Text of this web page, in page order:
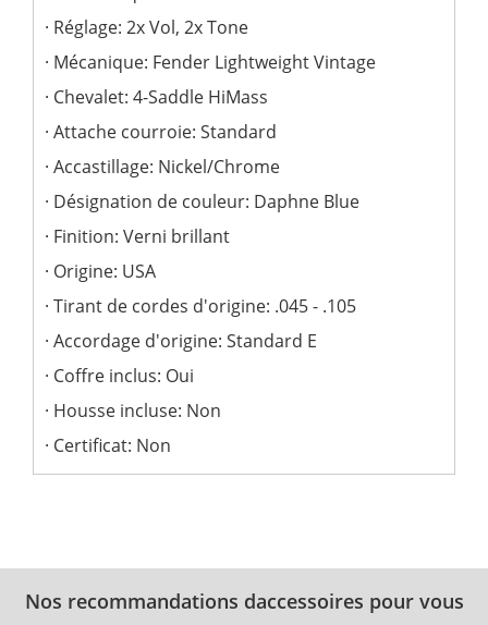
Réglage: 2x Vol, 2x Tone
Mécanique: Fender Lightweight Vintage
Chevalet: 4-Saddle HiMass
Attache courroie: Standard
Accastillage: Nickel/Chrome
Désignation de couleur: Daphne Blue
Finition: Verni brillant
Origine: USA
Tirant de cordes d'origine: .045 - .105
Accordage d'origine: Standard E
Coffre inclus: Oui
Housse incluse: Non
Certificat: Non
Nos recommandations daccessoires pour vous